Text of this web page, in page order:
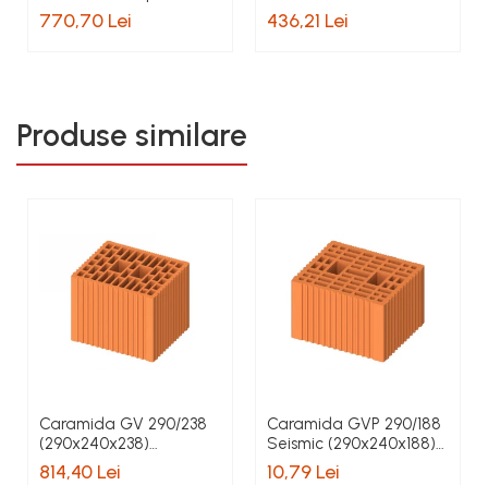
70 buc/ mc
770,70 Lei
preț/m3
436,21 Lei
Produse similare
Caramida GV 290/238
(290x240x238)
pret/palet 80 buc
814,40 Lei
Caramida GVP 290/188
Seismic (290x240x188)
pret/buc
10,79 Lei